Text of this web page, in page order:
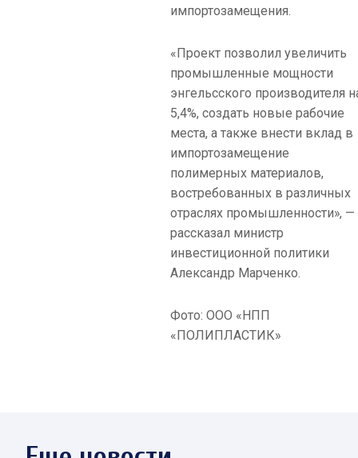
импортозамещения.
«Проект позволил увеличить
промышленные мощности
энгельсского производителя
5,4%, создать новые рабочие
места, а также внести вклад в
импортозамещение
полимерных материалов,
востребованных в различных
отраслях промышленности», —
рассказал министр
инвестиционной политики
Александр Марченко.
Фото: ООО «НПП
«ПОЛИПЛАСТИК»